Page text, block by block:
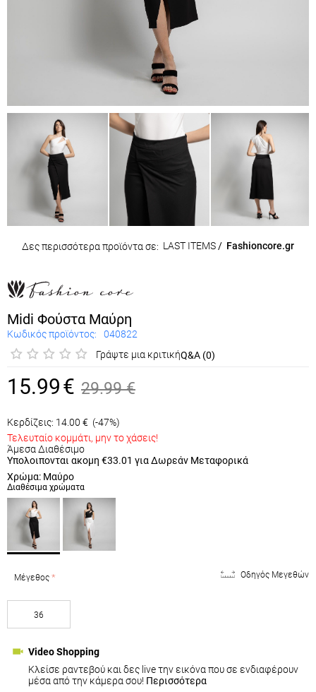
Δες περισσότερα προϊόντα σε: LAST ITEMS / Fashioncore.gr
Midi Φούστα Μαύρη
Κωδικός προϊόντος:
040822
Γράψτε μια κριτικήQ&A (0)
15.99€ 29.99 €
Κερδίζεις: 14.00 €
(-47%)
Τελευταίο κομμάτι, μην το χάσεις!
Άμεσα Διαθέσιμο
Υπολοιπονται ακομη €33.01 για Δωρεάν Μεταφορικά
Χρώμα: Μαύρο
Διαθέσιμα χρώματα
Οδηγός Μεγεθών
Μέγεθος
36
Video Shopping
Κλείσε ραντεβού και δες live την εικόνα που σε ενδιαφέρουν
μέσα από την κάμερα σου! Περισσότερα